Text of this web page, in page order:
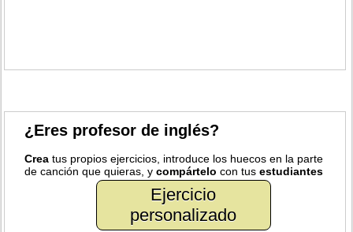
¿Eres profesor de inglés?
Crea tus propios ejercicios, introduce los huecos en la parte
de canción que quieras, ycompártelo con tusestudiantes
Ejercicio
personalizado